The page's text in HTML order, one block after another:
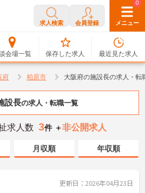
求人検索 会員登録 メニュー
会場一覧
0
保存した求人
0
最近見た求人
府 柏原市 大阪府の施設長の求人・転
設長の求人・転職一覧
求人数 3件 ＋非公開求人
月収順 年収順
更新日：2026年04月23日